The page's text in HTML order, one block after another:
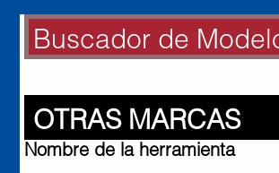
BUSCADOR DE
Otras Marcas
Buscador de
OTRAS MARCAS
Nombre de la herramienta